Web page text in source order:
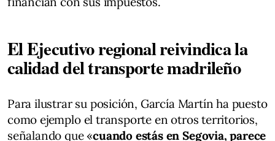
El Ejecutivo regional reivindica la
calidad del transporte madrileño
Para ilustrar su posición, García Martín ha puesto
como ejemplo el transporte en otros territorios,
señalando que «cuando estás en Segovia, parece